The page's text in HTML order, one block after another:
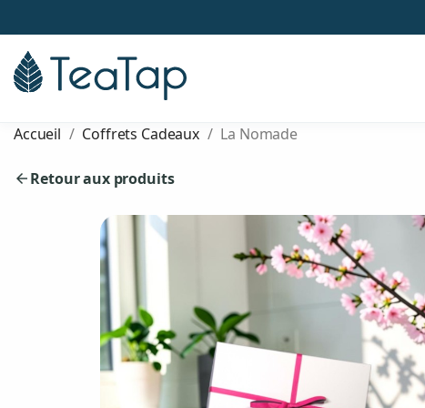
Accueil Coffrets Cadeaux La Nomade
arrow_back Retour aux produits